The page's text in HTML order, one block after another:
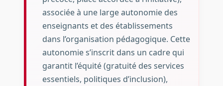
associée à une large autonomie des
enseignants et des établissements
dans l’organisation pédagogique. Cette
autonomie s’inscrit dans un cadre qui
garantit l’équité (gratuité des services
essentiels, politiques d’inclusion),